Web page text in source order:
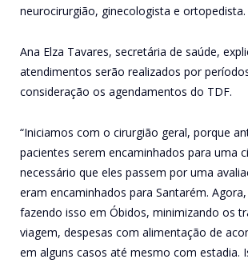
neurocirurgião, ginecologista e ortopedista.
Ana Elza Tavares, secretária de saúde,
atendimentos serão realizados por
consideração os agendamentos do TDF.
“Iniciamos com o cirurgião geral, porque
pacientes serem encaminhados para uma
necessário que eles passem por uma
eram encaminhados para Santarém.
fazendo isso em Óbidos, minimizando os
viagem, despesas com alimentação de
em alguns casos até mesmo com estadia.